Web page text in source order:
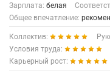
Зарплата: белая
Общее впечатление:
Коллектив:
Условия труда:
Карьерный рост: